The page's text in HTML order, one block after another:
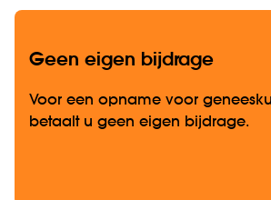
Geen eigen bijdrage
Voor een opname voor
betaalt u geen eigen bijdrage.